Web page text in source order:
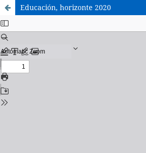
Educación, horizonte 2020